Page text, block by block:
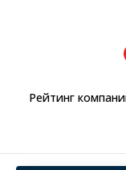
Рейтинг